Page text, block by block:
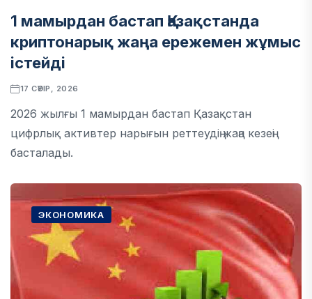
1 мамырдан бастап Қазақстанда
криптонарық жаңа ережемен жұмыс
істейді
17 СӘУІР, 2026
2026 жылғы 1 мамырдан бастап Қазақстан
цифрлық активтер нарығын реттеудің жаңа кезеңі
басталады.
ЭКОНОМИКА